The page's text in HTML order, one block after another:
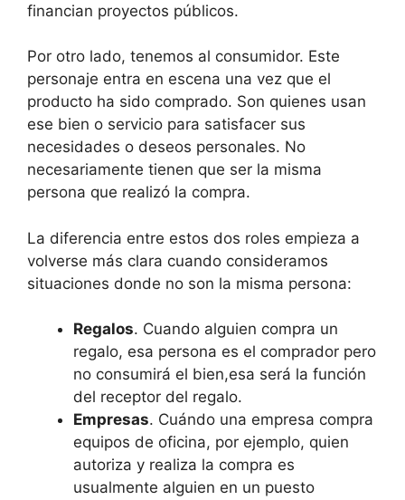
financian proyectos públicos.
Por otro lado, tenemos al consumidor. Este
personaje entra en escena una vez que el
producto ha sido comprado. Son quienes usan
ese bien o servicio para satisfacer sus
necesidades o deseos personales. No
necesariamente tienen que ser la misma
persona que realizó la compra.
La diferencia entre estos dos roles empieza a
volverse más clara cuando consideramos
situaciones donde no son la misma persona:
Regalos. Cuando alguien compra un
regalo, esa persona es el comprador pero
no consumirá el bien,esa será la función
del receptor del regalo.
Empresas. Cuándo una empresa compra
equipos de oficina, por ejemplo, quien
autoriza y realiza la compra es
usualmente alguien en un puesto